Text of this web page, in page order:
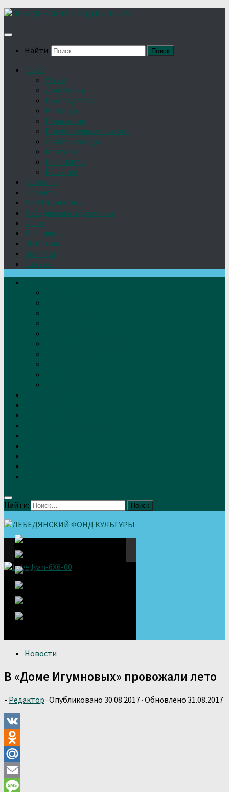
Найти:
О нас
Устав
Документы
Руководство
Команда
Правление
Попечительский совет
Отчёты фонда
Контакты
Реквизиты
Решение
Новости
Проекты
Дом Игумновых
Лебедянские художники
Фото
Лебедянцы
СМИ о нас
Земляки
Отзывы
Найти:
Новости
В «Доме Игумновых» провожали лето
- Редактор · Опубликовано 30.08.2017· Обновлено 31.08.2017
VK
Odnoklassniki
Mail.Ru
Email